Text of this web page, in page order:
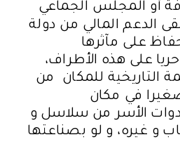
أو المجلس الجماعي
الدعم المالي من دولة
على مآثرها
حريا على هذه اﻷطراف،
التاريخية للمكان من
في مكان
اﻷسر من سلاسل و
و غيره، و لو بصناعتها